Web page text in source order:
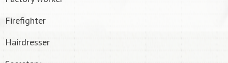
Firefighter
Hairdresser